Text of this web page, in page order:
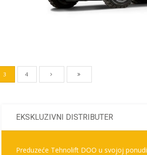
3 4
EKSKLUZIVNI DISTRIBUTER
Preduzeće Tehnolift DOO u svojoj